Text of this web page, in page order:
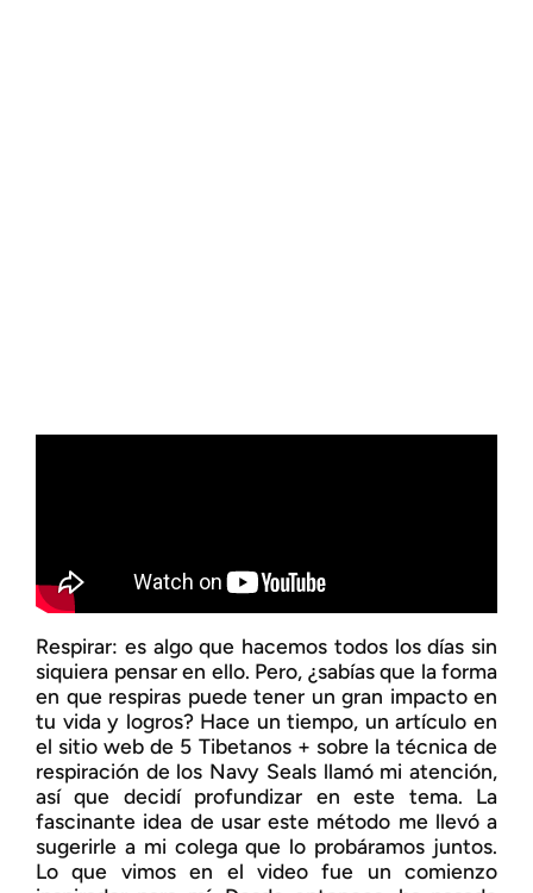
Respirar: es algo que hacemos todos los días sin
siquiera pensar en ello. Pero, ¿sabías que la forma
en que respiras puede tener un gran impacto en
tu vida y logros? Hace un tiempo, un artículo en
el sitio web de 5 Tibetanos + sobre la técnica de
respiración de los Navy Seals llamó mi atención,
así que decidí profundizar en este tema. La
fascinante idea de usar este método me llevó a
sugerirle a mi colega que lo probáramos juntos.
Lo que vimos en el video fue un comienzo